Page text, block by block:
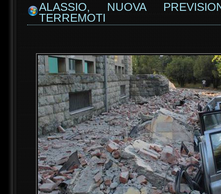
ALASSIO, NUOVA
TERREMOTI